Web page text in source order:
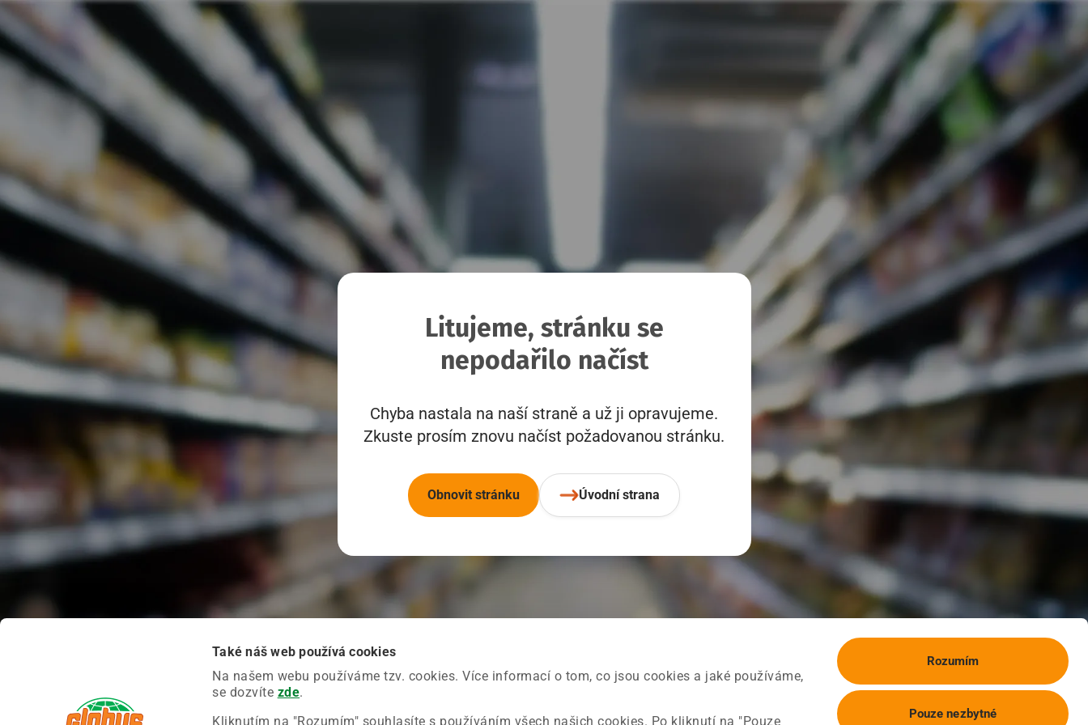
Také náš web používá cookies
Na našem webu používáme tzv. cookies. Více informací o tom, co jsou cookies a jaké používáme,
se dozvíte zde.
Kliknutím na "Rozumím" souhlasíte s používáním všech našich cookies. Po kliknutí na "Pouze
Rozumím
Pouze nezbytné
Litujeme, stránku se
nepodařilo načíst
Chyba nastala na naší straně a už ji opravujeme.
Zkuste prosím znovu načíst požadovanou stránku.
Obnovit stránku Úvodní strana